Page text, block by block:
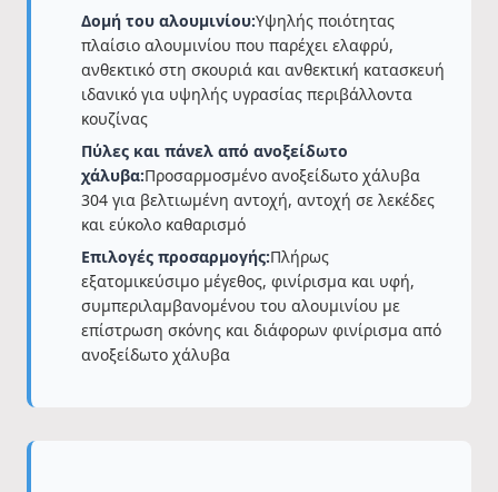
Δομή του αλουμινίου:Υψηλής ποιότητας
πλαίσιο αλουμινίου που παρέχει ελαφρύ,
ανθεκτικό στη σκουριά και ανθεκτική κατασκευή
ιδανικό για υψηλής υγρασίας περιβάλλοντα
κουζίνας
Πύλες και πάνελ από ανοξείδωτο
χάλυβα:Προσαρμοσμένο ανοξείδωτο χάλυβα
304 για βελτιωμένη αντοχή, αντοχή σε λεκέδες
και εύκολο καθαρισμό
Επιλογές προσαρμογής:Πλήρως
εξατομικεύσιμο μέγεθος, φινίρισμα και υφή,
συμπεριλαμβανομένου του αλουμινίου με
επίστρωση σκόνης και διάφορων φινίρισμα από
ανοξείδωτο χάλυβα